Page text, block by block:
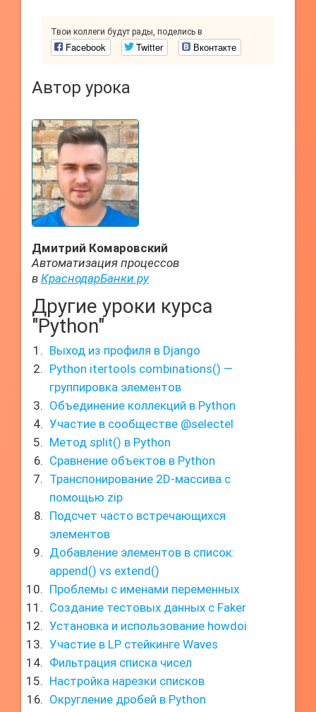
Твои коллеги будут рады, поделись в
Facebook Twitter Вконтакте
Автор урока
Дмитрий Комаровский
Автоматизация процессов
в КраснодарБанки.ру
Другие уроки курса
"Python"
Выход из профиля в Django
Python itertools combinations() —
группировка элементов
Объединение коллекций в Python
Участие в сообществе @selectel
Метод split() в Python
Сравнение объектов в Python
Транспонирование 2D-массива с
помощью zip
Подсчет часто встречающихся
элементов
Добавление элементов в список:
append() vs extend()
Проблемы с именами переменных
Создание тестовых данных с Faker
Установка и использование howdoi
Участие в LP стейкинге Waves
Фильтрация списка чисел
Настройка нарезки списков
Округление дробей в Python